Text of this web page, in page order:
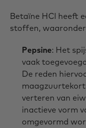
Betaïne HCl heeft
stoffen,
Pepsine: Het
vaak
De reden
verteren van
inactieve vorm
omgevormd